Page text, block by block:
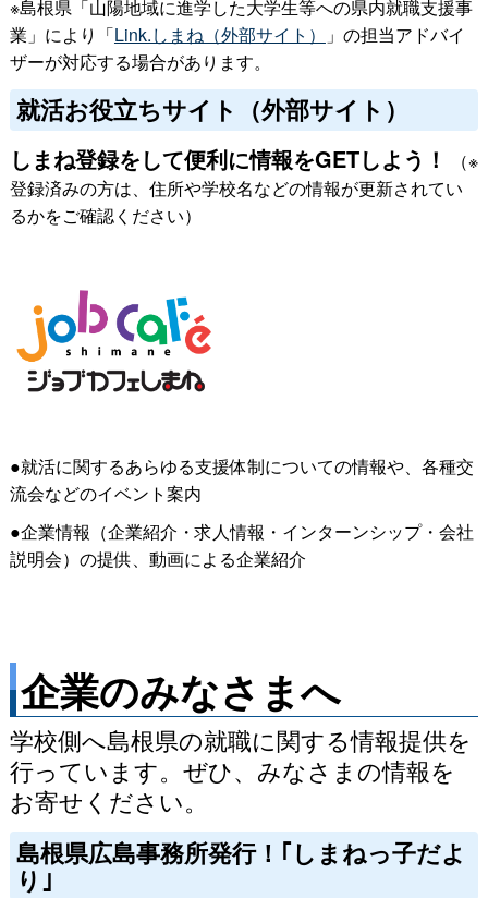
※島根県「山陽地域に進学した大学生等への県内就職支援事
業」により「Link.しまね（外部サイト）
」の担当アドバイ
ザーが対応する場合があります。
就活お役立ちサイト（外部サイト）
しまね登録をして便利に情報をGETしよう！
（※
登録済みの方は、住所や学校名などの情報が更新されてい
るかをご確認ください）
●就活に関するあらゆる支援体制についての情報や、各種交
流会などのイベント案内
●企業情報（企業紹介・求人情報・インターンシップ・会社
説明会）の提供、動画による企業紹介
企業のみなさまへ
学校側へ島根県の就職に関する情報提供を
行っています。ぜひ、みなさまの情報を
お寄せください。
島根県広島事務所発行！｢しまねっ子だよ
り｣